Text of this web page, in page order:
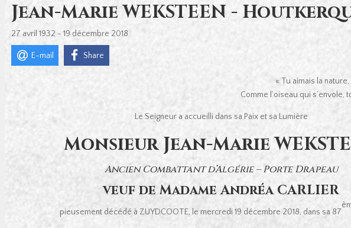
Jean-Marie WEKSTEEN -
27 avril 1932 - 19 décembre 2018
E-mail Share
« Tu aimais la
Comme l’oiseau qui s’envole,
Le Seigneur a accueilli dans sa Paix et sa Lumière
Monsieur Jean-Marie
Ancien Combattant d’Algérie – Porte Drapeau
veuf de Madame Andréa CARLIER
pieusement décédé à ZUYDCOOTE, le mercredi 19 décembre 2018, dans sa 87